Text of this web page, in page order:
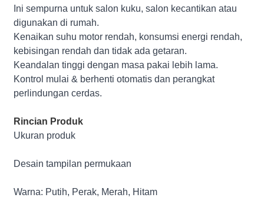
Ini sempurna untuk salon kuku, salon kecantikan atau
digunakan di rumah.
Kenaikan suhu motor rendah, konsumsi energi rendah,
kebisingan rendah dan tidak ada getaran.
Keandalan tinggi dengan masa pakai lebih lama.
Kontrol mulai & berhenti otomatis dan perangkat
perlindungan cerdas.
Rincian Produk
Ukuran produk
Desain tampilan permukaan
Warna: Putih, Perak, Merah, Hitam